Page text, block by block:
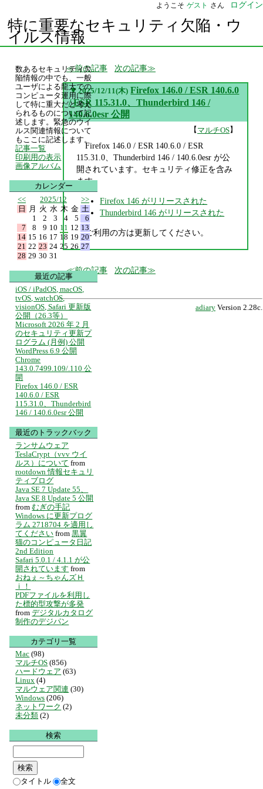
ようこそ ゲスト さん ログイン
特に重要なセキュリティ欠陥・ウ
イルス情報
前の記事 次の記事
▼ 2025/12/11(木) Firefox 146.0 / ESR 140.6.0
/ ESR 115.31.0、Thunderbird 146 /
140.6.0esr 公開
【マルチOS】
Firefox 146.0 / ESR 140.6.0 / ESR
115.31.0、Thunderbird 146 / 140.6.0esr が公
開されています。セキュリティ修正を含み
ます。
Firefox 146 がリリースされた
Thunderbird 146 がリリースされた
ご利用の方は更新してください。
前の記事 次の記事
adiary Version 2.28c.
数あるセキュリティ欠
陥情報の中でも、一般
ユーザによる龍大での
コンピュータ運用に際
して特に重大だと考え
られるものについて記
述します。緊急のウイ
ルス関連情報について
もここに記述します。
記事一覧
印刷用の表示
画像アルバム
カレンダー
<<
2025/12
>>
日
月 火 水 木 金 土
1
2 3 4 5
6
7
8 9 10 11 12 13
14 15 16 17 18 19 20
21 22 23 24 25 26 27
28 29 30 31
最近の記事
iOS / iPadOS, macOS,
tvOS, watchOS,
visionOS, Safari 更新版
公開（26.3等）
Microsoft 2026 年 2 月
のセキュリティ更新プ
ログラム (月例) 公開
WordPress 6.9 公開
Chrome
143.0.7499.109/.110 公
開
Firefox 146.0 / ESR
140.6.0 / ESR
115.31.0、Thunderbird
146 / 140.6.0esr 公開
最近のトラックバック
ランサムウェア
TeslaCrypt（vvv ウイ
ルス）について from
rootdown 情報セキュリ
ティブログ
Java SE 7 Update 55、
Java SE 8 Update 5 公開
from むぎの手記
Windows に更新プログ
ラム 2718704 を適用し
てください from 黒翼
猫のコンピュータ日記
2nd Edition
Safari 5.0.1 / 4.1.1 が公
開されています from
おねぇ～ちゃんズＨ
ｉ！
PDFファイルを利用し
た標的型攻撃が多発
from デジタルカタログ
制作のデジパン
カテゴリ一覧
Mac (98)
マルチOS (856)
ハードウェア (63)
Linux (4)
マルウェア関連 (30)
Windows (206)
ネットワーク (2)
未分類 (2)
検索
タイトル 全文